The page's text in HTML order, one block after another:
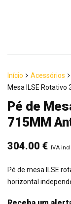
Início Acessórios
Mesa ILSE
Pé de
715MM
304.00 € IVA
Pé de mesa ILSE
horizontal